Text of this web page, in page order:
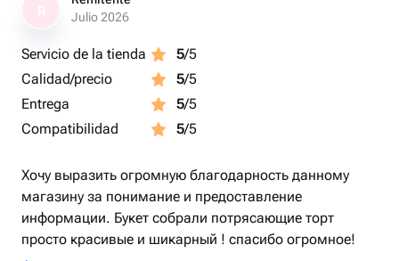
Julio 2026
Servicio de la tienda 5/5
Calidad/precio
5/5
Entrega
5/5
Compatibilidad
5/5
Хочу выразить огромную благодарность данному
магазину за понимание и предоставление
информации. Букет собрали потрясающие торт
просто красивые и шикарный ! спасибо огромное!